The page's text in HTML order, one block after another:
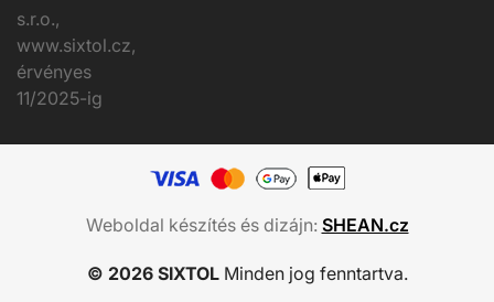
Weboldal készítés és dizájn: SHEAN.cz
© 2026 SIXTOLMinden jog fenntartva.